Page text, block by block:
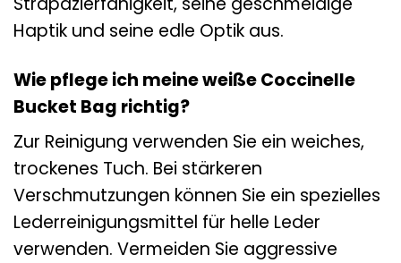
Haptik und seine edle Optik aus.
Wie pflege ich meine weiße Coccinelle
Bucket Bag richtig?
Zur Reinigung verwenden Sie ein weiches,
trockenes Tuch. Bei stärkeren
Verschmutzungen können Sie ein spezielles
Lederreinigungsmittel für helle Leder
verwenden. Vermeiden Sie aggressive